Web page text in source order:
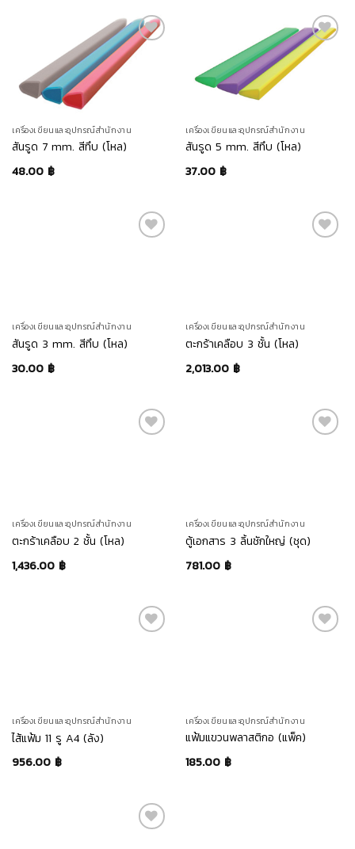
เครื่องเขียนและอุปกรณ์สำนักงาน
สันรูด 7 mm. สีทึบ (โหล)
48.00 ฿
เครื่องเขียนและอุปกรณ์สำนักงาน
สันรูด 5 mm. สีทึบ (โหล)
37.00 ฿
เครื่องเขียนและอุปกรณ์สำนักงาน
สันรูด 3 mm. สีทึบ (โหล)
30.00 ฿
เครื่องเขียนและอุปกรณ์สำนักงาน
ตะกร้าเคลือบ 3 ชั้น (โหล)
2,013.00 ฿
เครื่องเขียนและอุปกรณ์สำนักงาน
ตะกร้าเคลือบ 2 ชั้น (โหล)
1,436.00 ฿
เครื่องเขียนและอุปกรณ์สำนักงาน
ตู้เอกสาร 3 ลิ้นชักใหญ่ (ชุด)
781.00 ฿
เครื่องเขียนและอุปกรณ์สำนักงาน
ไส้แฟ้ม 11 รู A4 (ลัง)
956.00 ฿
เครื่องเขียนและอุปกรณ์สำนักงาน
แฟ้มแขวนพลาสติกอ (แพ็ค)
185.00 ฿